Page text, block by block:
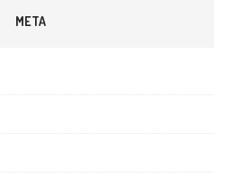
META